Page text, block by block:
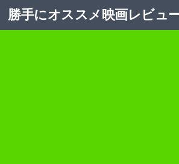
コンテンツへスキップ
勝手にオススメ映画レビュ